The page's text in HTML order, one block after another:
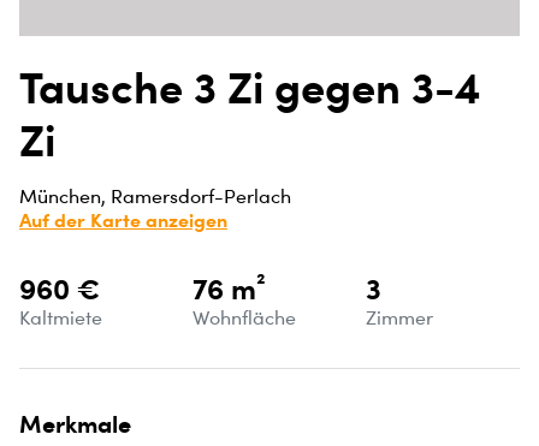
Tausche 3 Zi gegen 3-4
Zi
München, Ramersdorf-Perlach
Auf der Karte anzeigen
960 €
Kaltmiete
76 m²
Wohnfläche
3
Zimmer
Merkmale